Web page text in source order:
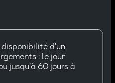
d’un
: le jour
jusqu’à 60 jours à